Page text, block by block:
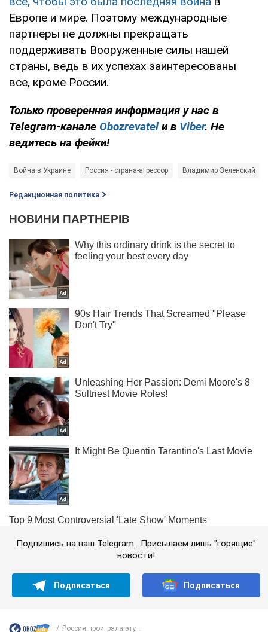
Европе и мире. Поэтому международные
партнеры не должны прекращать
поддерживать Вооруженные силы нашей
страны, ведь в их успехах заинтересованы
все, кроме России.
Только проверенная информация у нас в
Telegram-канале Obozrevatel и в Viber. Не
ведитесь на фейки!
Война в Украине Россия - страна-агрессор Владимир Зеленский
Редакционная политика
Подпишись на наш Telegram . Присылаем лишь "горящие"
новости!
Подписаться Подписаться
Россия проиграла эту...